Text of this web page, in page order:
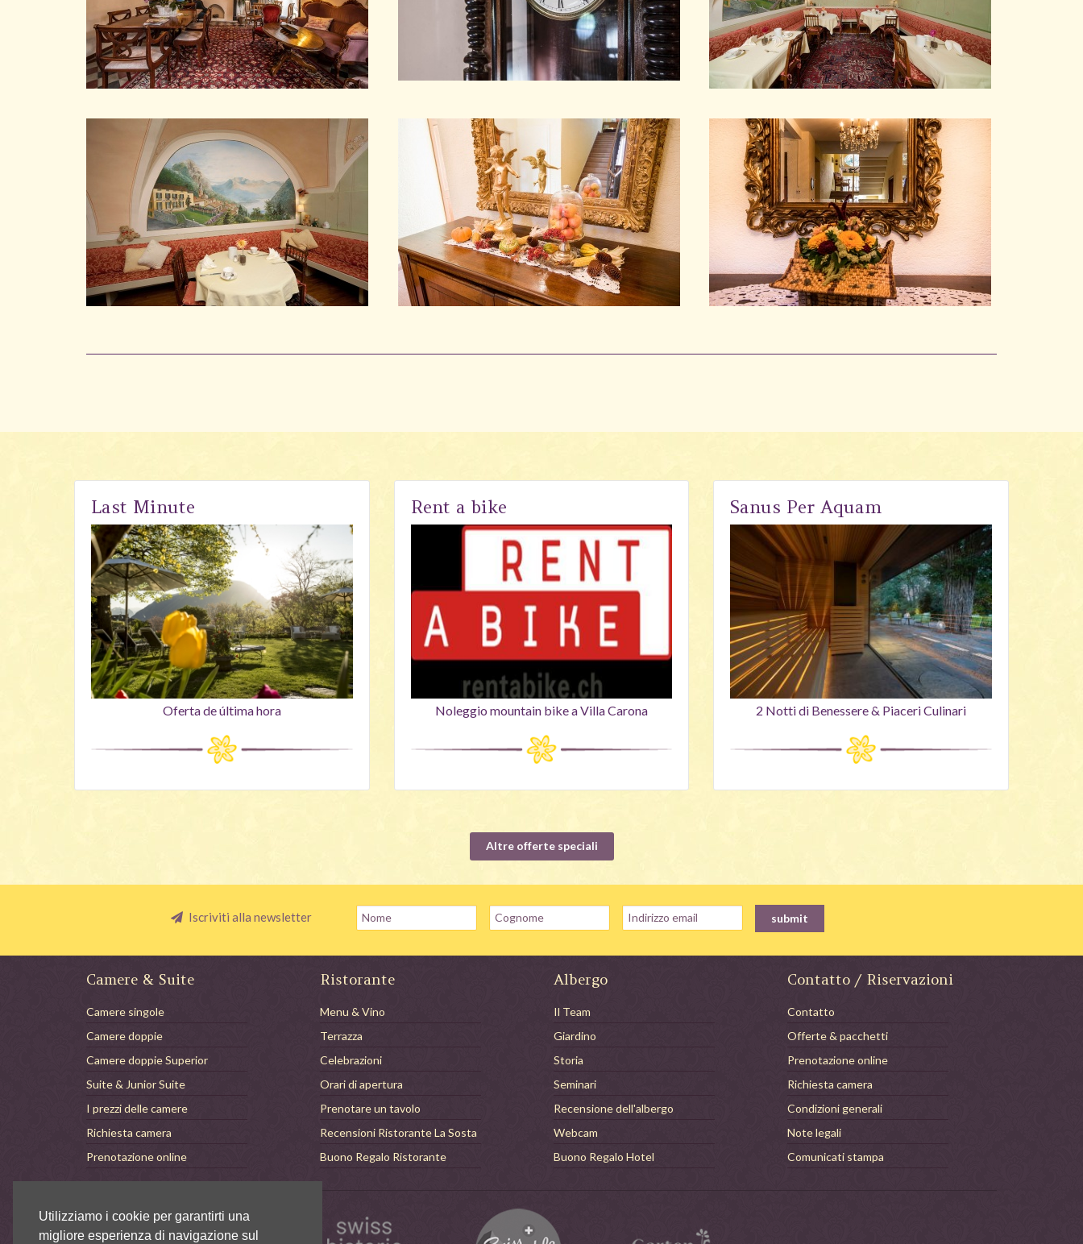
Utilizziamo i cookie per garantirti una
migliore esperienza di navigazione sul
Last Minute
Oferta de última hora
Rent a bike
Noleggio mountain bike a Villa Carona
Sanus Per Aquam
2 Notti di Benessere & Piaceri Culinari
Altre offerte speciali
Iscriviti alla newsletter
Camere & Suite
Camere singole
Camere doppie
Camere doppie Superior
Suite & Junior Suite
I prezzi delle camere
Richiesta camera
Prenotazione online
Ristorante
Menu & Vino
Terrazza
Celebrazioni
Orari di apertura
Prenotare un tavolo
Recensioni Ristorante La Sosta
Buono Regalo Ristorante
Albergo
Il Team
Giardino
Storia
Seminari
Recensione dell'albergo
Webcam
Buono Regalo Hotel
Contatto / Riservazioni
Contatto
Offerte & pacchetti
Prenotazione online
Richiesta camera
Condizioni generali
Note legali
Comunicati stampa
Hotel Villa Carona
Via Principale 53